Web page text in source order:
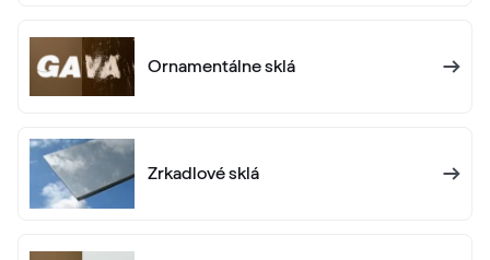
Ornamentálne sklá
Zrkadlové sklá